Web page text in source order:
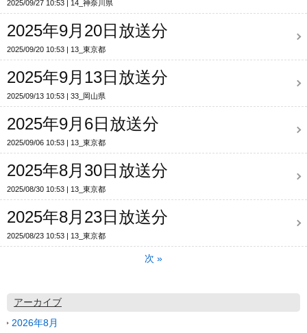
2025/09/27 10:53 14_神奈川県
2025年9月20日放送分
2025/09/20 10:53 13_東京都
2025年9月13日放送分
2025/09/13 10:53 33_岡山県
2025年9月6日放送分
2025/09/06 10:53 13_東京都
2025年8月30日放送分
2025/08/30 10:53 13_東京都
2025年8月23日放送分
2025/08/23 10:53 13_東京都
次 »
アーカイブ
2026年8月